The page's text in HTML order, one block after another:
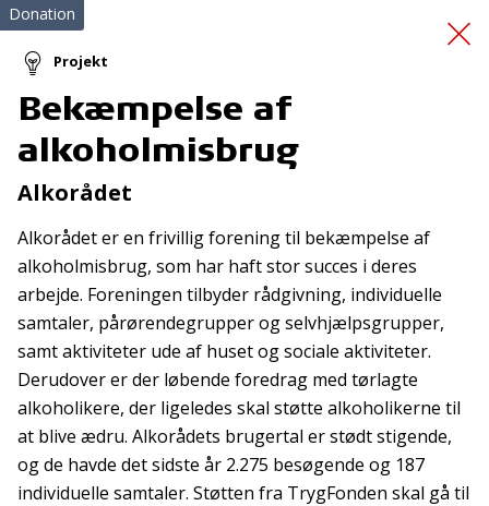
Køb af 5 stk.
redningsveste
Donation
Projekt
Bekæmpelse af
alkoholmisbrug
Alkorådet
Alkorådet er en frivillig forening til bekæmpelse af
alkoholmisbrug, som har haft stor succes i deres
arbejde. Foreningen tilbyder rådgivning, individuelle
samtaler, pårørendegrupper og selvhjælpsgrupper,
samt aktiviteter ude af huset og sociale aktiviteter.
Derudover er der løbende foredrag med tørlagte
alkoholikere, der ligeledes skal støtte alkoholikerne til
at blive ædru. Alkorådets brugertal er stødt stigende,
og de havde det sidste år 2.275 besøgende og 187
individuelle samtaler. Støtten fra TrygFonden skal gå til
Tilmeld nyhedsbrev
De seneste nyheder om TrygFondens og TryghedsGruppens
aktiviteter direkte i din indbakke.
Tilmeld